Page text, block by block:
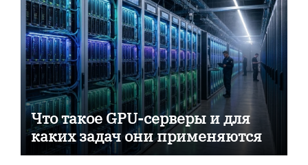
Что такое GPU-серверы и для
каких задач они применяются